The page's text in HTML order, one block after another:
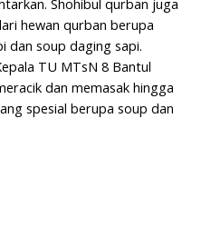
Shohibul qurban juga
hewan qurban berupa
dan soup daging sapi.
TU MTsN 8 Bantul
dan memasak hingga
spesial berupa soup dan